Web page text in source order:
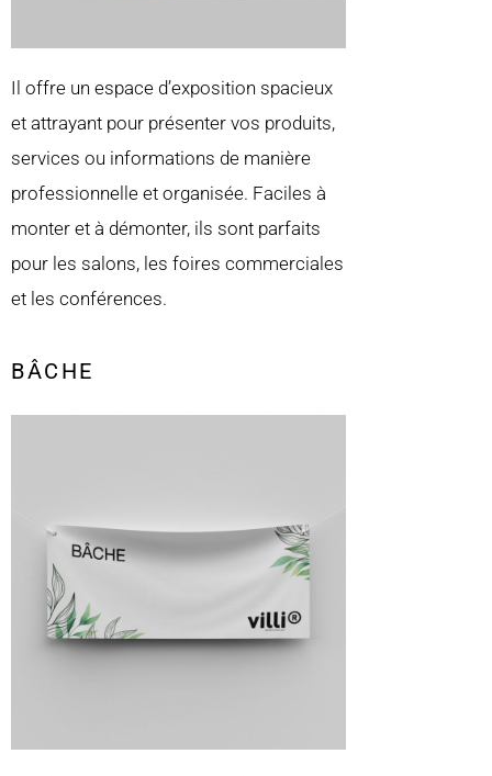
Il offre un espace d’exposition spacieux
et attrayant pour présenter vos produits,
services ou informations de manière
professionnelle et organisée. Faciles à
monter et à démonter, ils sont parfaits
pour les salons, les foires commerciales
et les conférences.
BÂCHE